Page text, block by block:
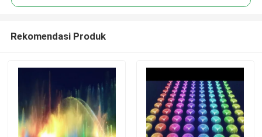
Rekomendasi Produk